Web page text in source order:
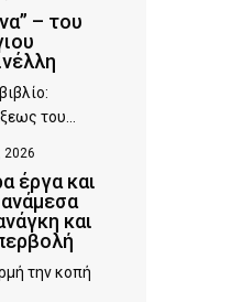
– του
του...
2026
έργα και
και
την κοπή